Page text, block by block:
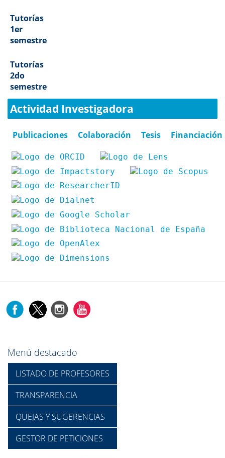
Tutorías
1er
semestre
Tutorías
2do
semestre
Actividad Investigadora
Publicaciones Colaboración Tesis Financiación
Menú destacado
LISTADO DE PROFESORES
TRANSPARENCIA
QUEJAS Y SUGERENCIAS
GESTOR DE PETICIONES